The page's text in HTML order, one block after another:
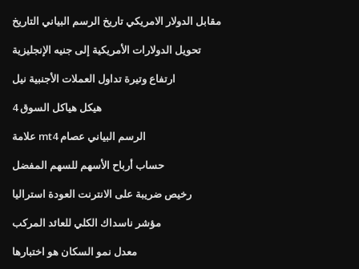
مقابل الدولار الامريكي تاريخ الرسم البياني التاريخ
تحويل الدولارات الأمريكية إلى جنيه الإنجليزية
ارتفاع وتيرة تداول العملات الأجنبية نيل
4 هيكل هياكل السوق
علامة mt4 الرسم البياني عصام
حساب أرباح الأسهم للسهم المفضل
رخيص ضريبة على الانترنت العودة استراليا
مؤشر ناسداك الكلي للعائد المركب
معدل نمو السكان هو اختبارها